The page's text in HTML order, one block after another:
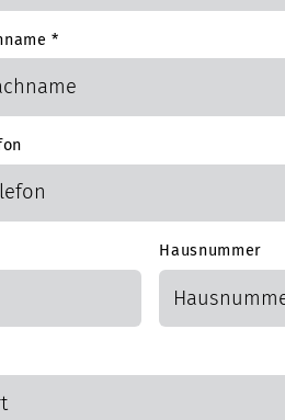
*
Hausnummer